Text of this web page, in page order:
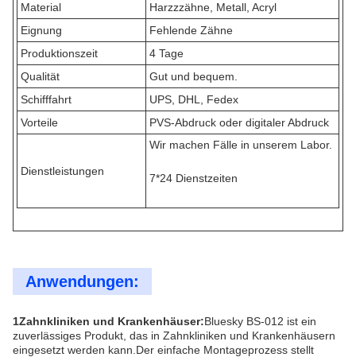
Material
Harzzzähne, Metall, Acryl
Eignung
Fehlende Zähne
Produktionszeit
4 Tage
Qualität
Gut und bequem.
Schifffahrt
UPS, DHL, Fedex
Vorteile
PVS-Abdruck oder digitaler Abdruck
Dienstleistungen
Wir machen Fälle in unserem Labor.
7*24 Dienstzeiten
Anwendungen:
1Zahnkliniken und Krankenhäuser:Bluesky BS-012 ist ein
zuverlässiges Produkt, das in Zahnkliniken und Krankenhäusern
eingesetzt werden kann.Der einfache Montageprozess stellt